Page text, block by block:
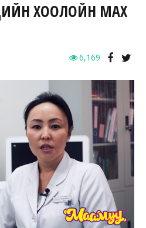
ХООЛОЙН МАХ
6,169